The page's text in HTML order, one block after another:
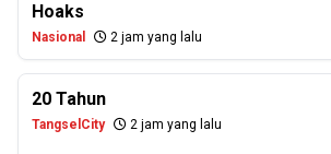
Hoaks
Nasional 2 jam yang lalu
20 Tahun
TangselCity 2 jam yang lalu